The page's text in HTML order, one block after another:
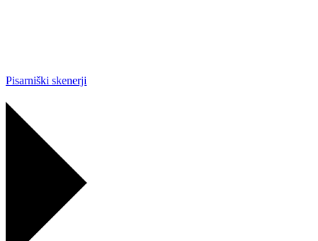
Pisarniški skenerji